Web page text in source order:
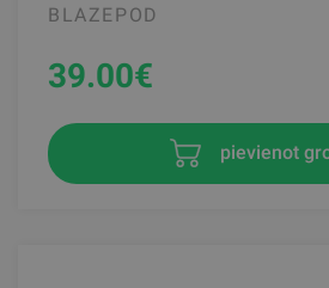
BLAZEPOD
39.00€
pievienot